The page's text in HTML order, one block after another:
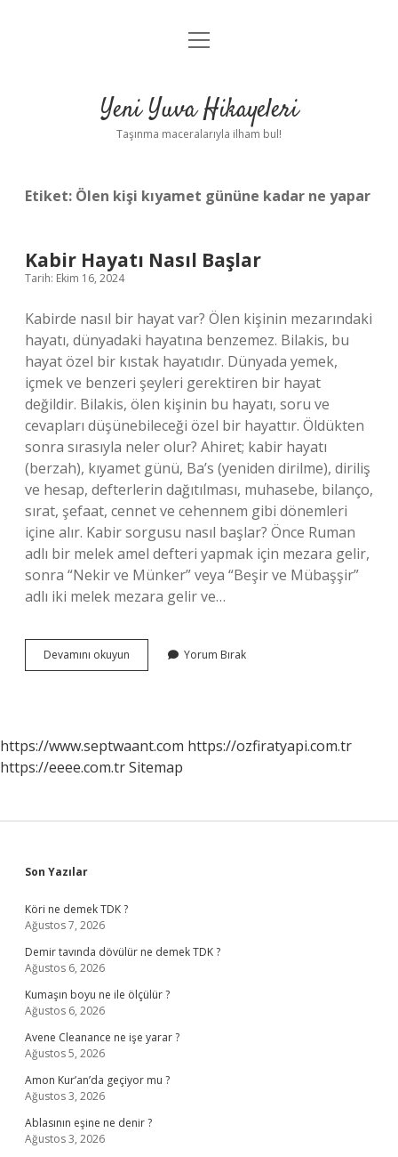
Anasayfa
Yasal Uyarı
menüyü
Yeni Yuva Hikayeleri
Taşınma maceralarıyla ilham bul!
Etiket: Ölen kişi kıyamet gününe kadar ne yapar
Kabir Hayatı Nasıl Başlar
Tarih: Ekim 16, 2024
Kabirde nasıl bir hayat var? Ölen kişinin mezarındaki
hayatı, dünyadaki hayatına benzemez. Bilakis, bu
hayat özel bir kıstak hayatıdır. Dünyada yemek,
içmek ve benzeri şeyleri gerektiren bir hayat
değildir. Bilakis, ölen kişinin bu hayatı, soru ve
cevapları düşünebileceği özel bir hayattır. Öldükten
sonra sırasıyla neler olur? Ahiret; kabir hayatı
(berzah), kıyamet günü, Ba’s (yeniden dirilme), diriliş
ve hesap, defterlerin dağıtılması, muhasebe, bilanço,
sırat, şefaat, cennet ve cehennem gibi dönemleri
içine alır. Kabir sorgusu nasıl başlar? Önce Ruman
adlı bir melek amel defteri yapmak için mezara gelir,
sonra “Nekir ve Münker” veya “Beşir ve Mübaşşir”
adlı iki melek mezara gelir ve…
Devamını okuyun
Hayatı
Yorum Bırak
https://www.septwaant.com https://ozfiratyapi.com.tr
https://eeee.com.trSitemap
Sidebar
Son Yazılar
Köri ne demek TDK ?
Ağustos 7, 2026
Demir tavında dövülür ne demek TDK ?
Ağustos 6, 2026
Kumaşın boyu ne ile ölçülür ?
Ağustos 6, 2026
Avene Cleanance ne işe yarar ?
Ağustos 5, 2026
Amon Kur’an’da geçiyor mu ?
Ağustos 3, 2026
Ablasının eşine ne denir ?
Ağustos 3, 2026